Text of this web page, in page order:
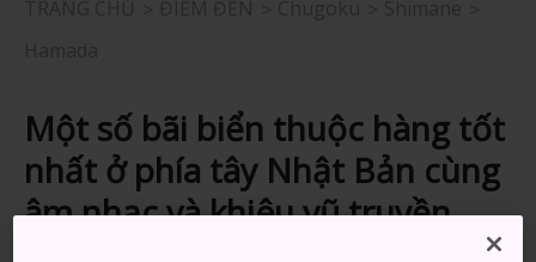
Một số bãi biển thuộc hàng tốt
nhất ở phía tây Nhật Bản cùng
âm nhạc và khiêu vũ truyền